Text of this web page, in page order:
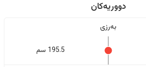
دووریەکان
بەرزی
195.5 سم